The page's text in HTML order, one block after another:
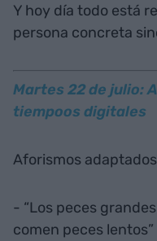
Y hoy día todo está
persona concreta
Martes 22 de julio:
tiempoos digitales
Aforismos
- “Los peces
comen peces lentos”